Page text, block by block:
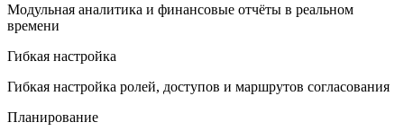
Модульная аналитика и финансовые отчёты в реальном
времени
Гибкая настройка
Гибкая настройка ролей, доступов и маршрутов согласования
Планирование